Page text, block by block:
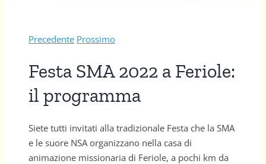
Precedente Prossimo
Festa SMA 2022 a Feriole:
il programma
Siete tutti invitati alla tradizionale Festa che la SMA
e le suore NSA organizzano nella casa di
animazione missionaria di Feriole, a pochi km da